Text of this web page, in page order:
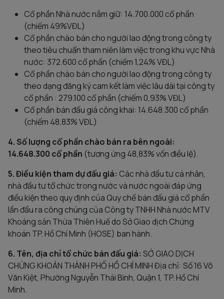
Cổ phần Nhà nước nắm giữ: 14.700.000 cổ phần
(chiếm 49%VĐL)
Cổ phần chào bán cho người lao động trong công ty
theo tiêu chuẩn tham niên làm việc trong khu vực Nhà
nước: 372.600 cổ phần (chiếm 1,24% VĐL)
Cổ phần chào bán cho người lao động trong công ty
theo dạng đăng ký cam kết làm việc lâu dài tại công ty
cổ phần : 279.100 cổ phần (chiếm 0,93% VĐL)
Cổ phần bán đấu giá công khai: 14.648.300 cổ phần
(chiếm 48,83% VĐL)
4. Số lượng cổ phần chào bán ra bên ngoài:
14.648.300 cổ phần (tương ứng 48,83% vốn điều lệ).
5. Điều kiện tham dự đấu giá: Các nhà đầu tư cá nhân,
nhà đầu tư tổ chức trong nước và nước ngoài đáp ứng
điều kiện theo quy định của Quy chế bán đấu giá cổ phần
lần đầu ra công chúng của Công ty TNHH Nhà nước MTV
Khoáng sản Thừa Thiên Huế do Sở Giao dịch Chứng
khoán TP. Hồ Chí Minh (HOSE) ban hành.
6. Tên, địa chỉ tổ chức bán đấu giá: SỞ GIAO DỊCH
CHỨNG KHOÁN THÀNH PHỐ HỒ CHÍ MINH Địa chỉ: Số 16 Võ
Văn Kiệt, Phường Nguyễn Thái Bình, Quận 1, TP. Hồ Chí
Minh.